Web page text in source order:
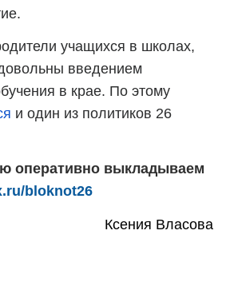
учащихся в школах,
введением
в крае. По этому
и один из политиков 26
оперативно выкладываем
bloknot26
Ксения Власова